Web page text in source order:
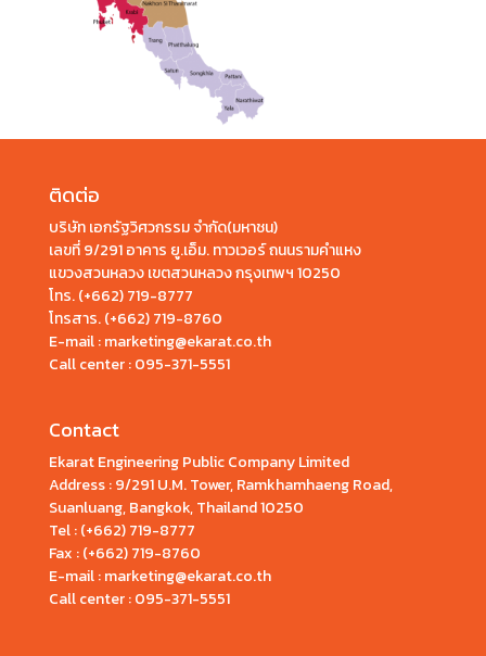
ติดต่อ
บริษัท เอกรัฐวิศวกรรม จำกัด(มหาชน)
เลขที่ 9/291 อาคาร ยู.เอ็ม. ทาวเวอร์ ถนนรามคำแหง
แขวงสวนหลวง เขตสวนหลวง กรุงเทพฯ 10250
โทร.(+662) 719-8777
โทรสาร. (+662) 719-8760
E-mail : marketing@ekarat.co.th
Call center :095-371-5551
Contact
Ekarat Engineering Public Company Limited
Address : 9/291 U.M. Tower, Ramkhamhaeng Road,
Suanluang, Bangkok, Thailand 10250
Tel : (+662) 719-8777
Fax : (+662) 719-8760
E-mail : marketing@ekarat.co.th
Call center : 095-371-5551